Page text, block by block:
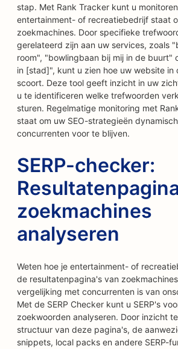
stap. Met Rank Tracker kunt u
entertainment- of recreatiebedrijf staat
zoekmachines. Door specifieke
gerelateerd zijn aan uw services, zoals
room", "bowlingbaan bij mij in de buurt"
in [stad]", kunt u zien hoe uw website in
scoort. Deze tool geeft inzicht in uw
u te identificeren welke trefwoorden
sturen. Regelmatige monitoring met
staat om uw SEO-strategieën
concurrenten voor te blijven.
SERP-checker:
zoekmachines
analyseren
Weten hoe je entertainment- of
de resultatenpagina's van zoekmachines
vergelijking met concurrenten is van
Met de SERP Checker kunt u SERP's
zoekwoorden analyseren. Door inzicht
structuur van deze pagina's, de
snippets, local packs en andere SERP-